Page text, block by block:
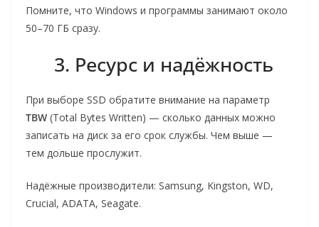
Помните, что Windows и программы занимают около
50–70 ГБ сразу.
3. Ресурс и надёжность
При выборе SSD обратите внимание на параметр
TBW (Total Bytes Written) — сколько данных можно
записать на диск за его срок службы. Чем выше —
тем дольше прослужит.
Надёжные производители: Samsung, Kingston, WD,
Crucial, ADATA, Seagate.